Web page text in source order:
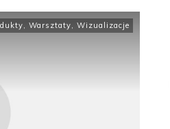
Warsztaty Wizualizacje